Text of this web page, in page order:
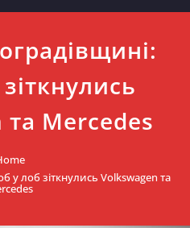
Mercedes
у лоб зіткнулись Volkswagen та